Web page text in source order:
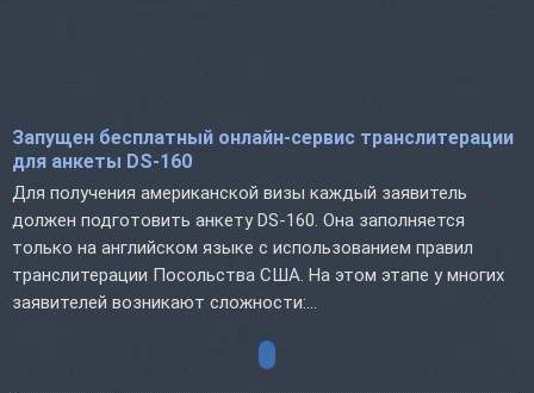
Запущен бесплатный онлайн-сервис транслитерации
для анкеты DS-160
Для получения американской визы каждый заявитель
должен подготовить анкету DS-160. Она заполняется
только на английском языке с использованием правил
транслитерации Посольства США. На этом этапе у многих
заявителей возникают сложности:...